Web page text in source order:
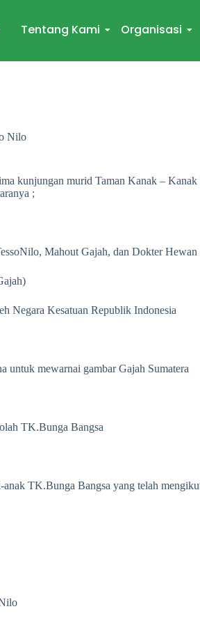
Tentang Kami Organisasi
Nilo
kunjungan murid Taman Kanak –
;
Mahout Gajah, dan Dokter Hewan
Negara Kesatuan Republik Indonesia
untuk mewarnai gambar Gajah Sumatera​
TK.Bunga Bangsa
anak TK.Bunga Bangsa yang telah